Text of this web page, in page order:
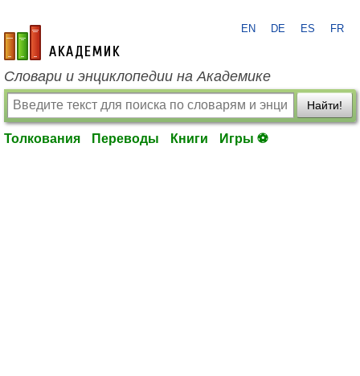
academic.ru
EN DE ES FR
Словари и энциклопедии на Академике
Найти!
Толкования Переводы Книги Игры ⚽